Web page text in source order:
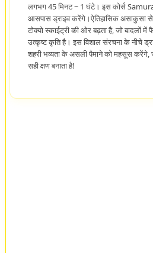
लगभग 45 मिनट ~ 1 घंटे। इस कोर्स
आसपास ड्राइव करेंगे।ऐतिहासिक असाकुसा
टोक्यो स्काईट्री की ओर बढ़ता है, जो बादलों
उत्कृष्ट कृति है। इस विशाल संरचना के नीचे
शहरी भव्यता के असली पैमाने को महसूस
सही क्षण बनाता है!